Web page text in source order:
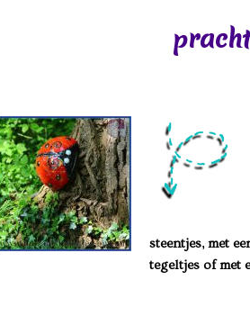
steentjes, met
tegeltjes